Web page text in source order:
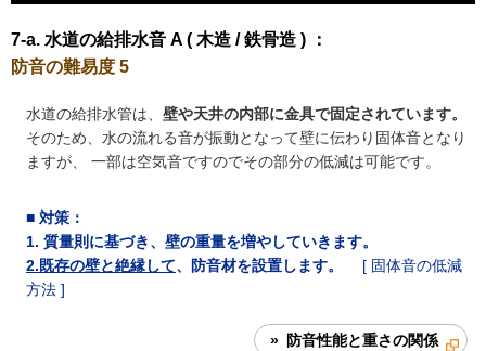
7-a. 水道の給排水音 A ( 木造 / 鉄骨造 ) ：
防音の難易度 5
水道の給排水管は、 壁や天井の内部に金具で固定されています。
そのため、水の流れる音が振動となって壁に伝わり固体音となり
ますが、 一部は空気音ですのでその部分の低減は可能です。
■ 対策 ：
1. 質量則に基づき、壁の重量を増やしていきます。
2.既存の壁と絶縁して、防音材を設置します。
[ 固体音の低減
方法 ]
» 防音性能と重さの関係